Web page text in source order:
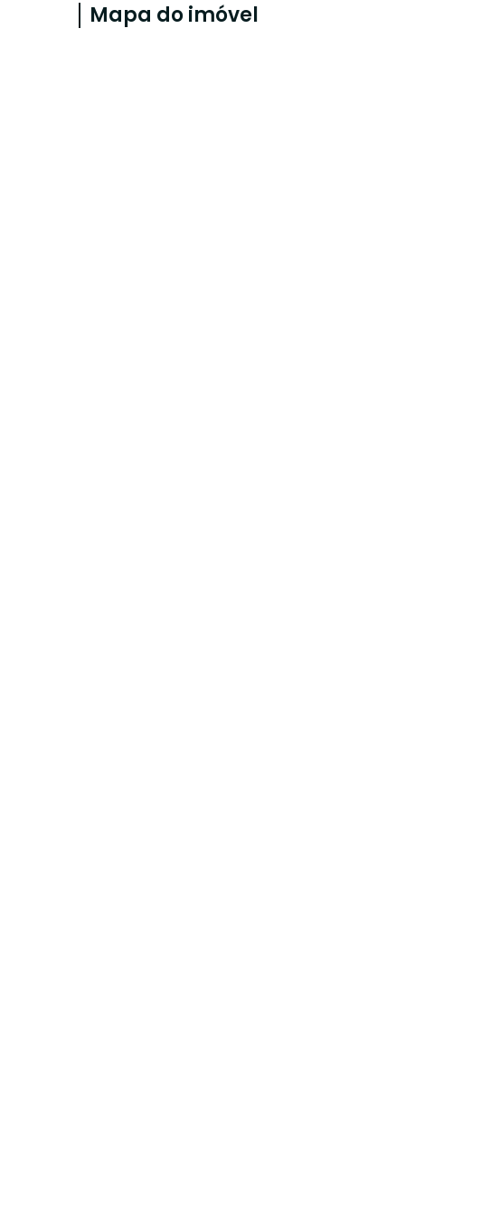
Mapa do imóvel